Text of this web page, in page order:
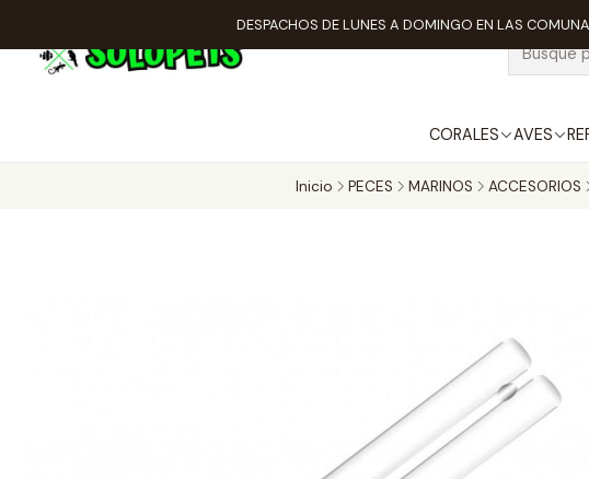
CORALES AVES
DESPACHOS DE LUNES A DOMINGO EN LAS
Inicio PECES MARINOS ACCESORIOS